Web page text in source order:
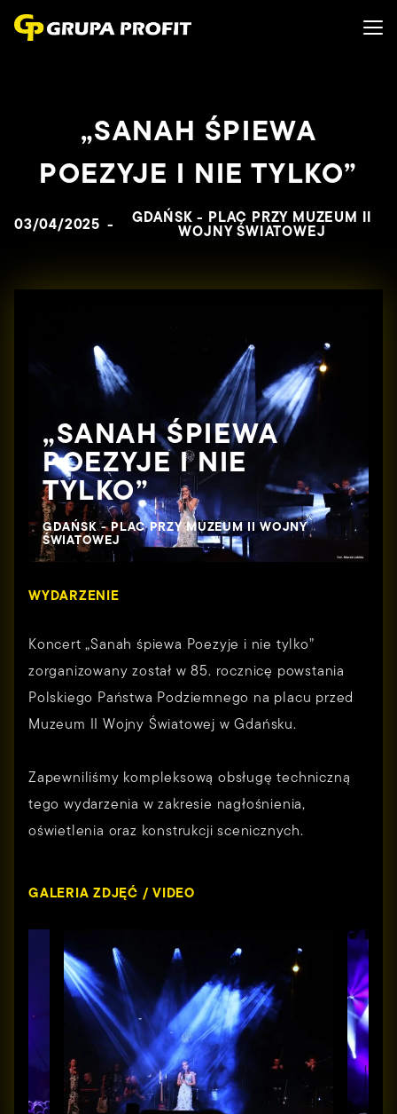
Strona główna
„SANAH ŚPIEWA
POEZYJE I NIE TYLKO”
03/04/2025 -
GDAŃSK - PLAC PRZY MUZEUM II
WOJNY ŚWIATOWEJ
„SANAH ŚPIEWA
POEZYJE I NIE
TYLKO”
GDAŃSK - PLAC PRZY MUZEUM II WOJNY
ŚWIATOWEJ
WYDARZENIE
Koncert „Sanah śpiewa Poezyje i nie tylko”
zorganizowany został w 85. rocznicę powstania
Polskiego Państwa Podziemnego na placu przed
Muzeum II Wojny Światowej w Gdańsku.
Zapewniliśmy kompleksową obsługę techniczną
tego wydarzenia w zakresie nagłośnienia,
oświetlenia oraz konstrukcji scenicznych.
GALERIA ZDJĘĆ / VIDEO